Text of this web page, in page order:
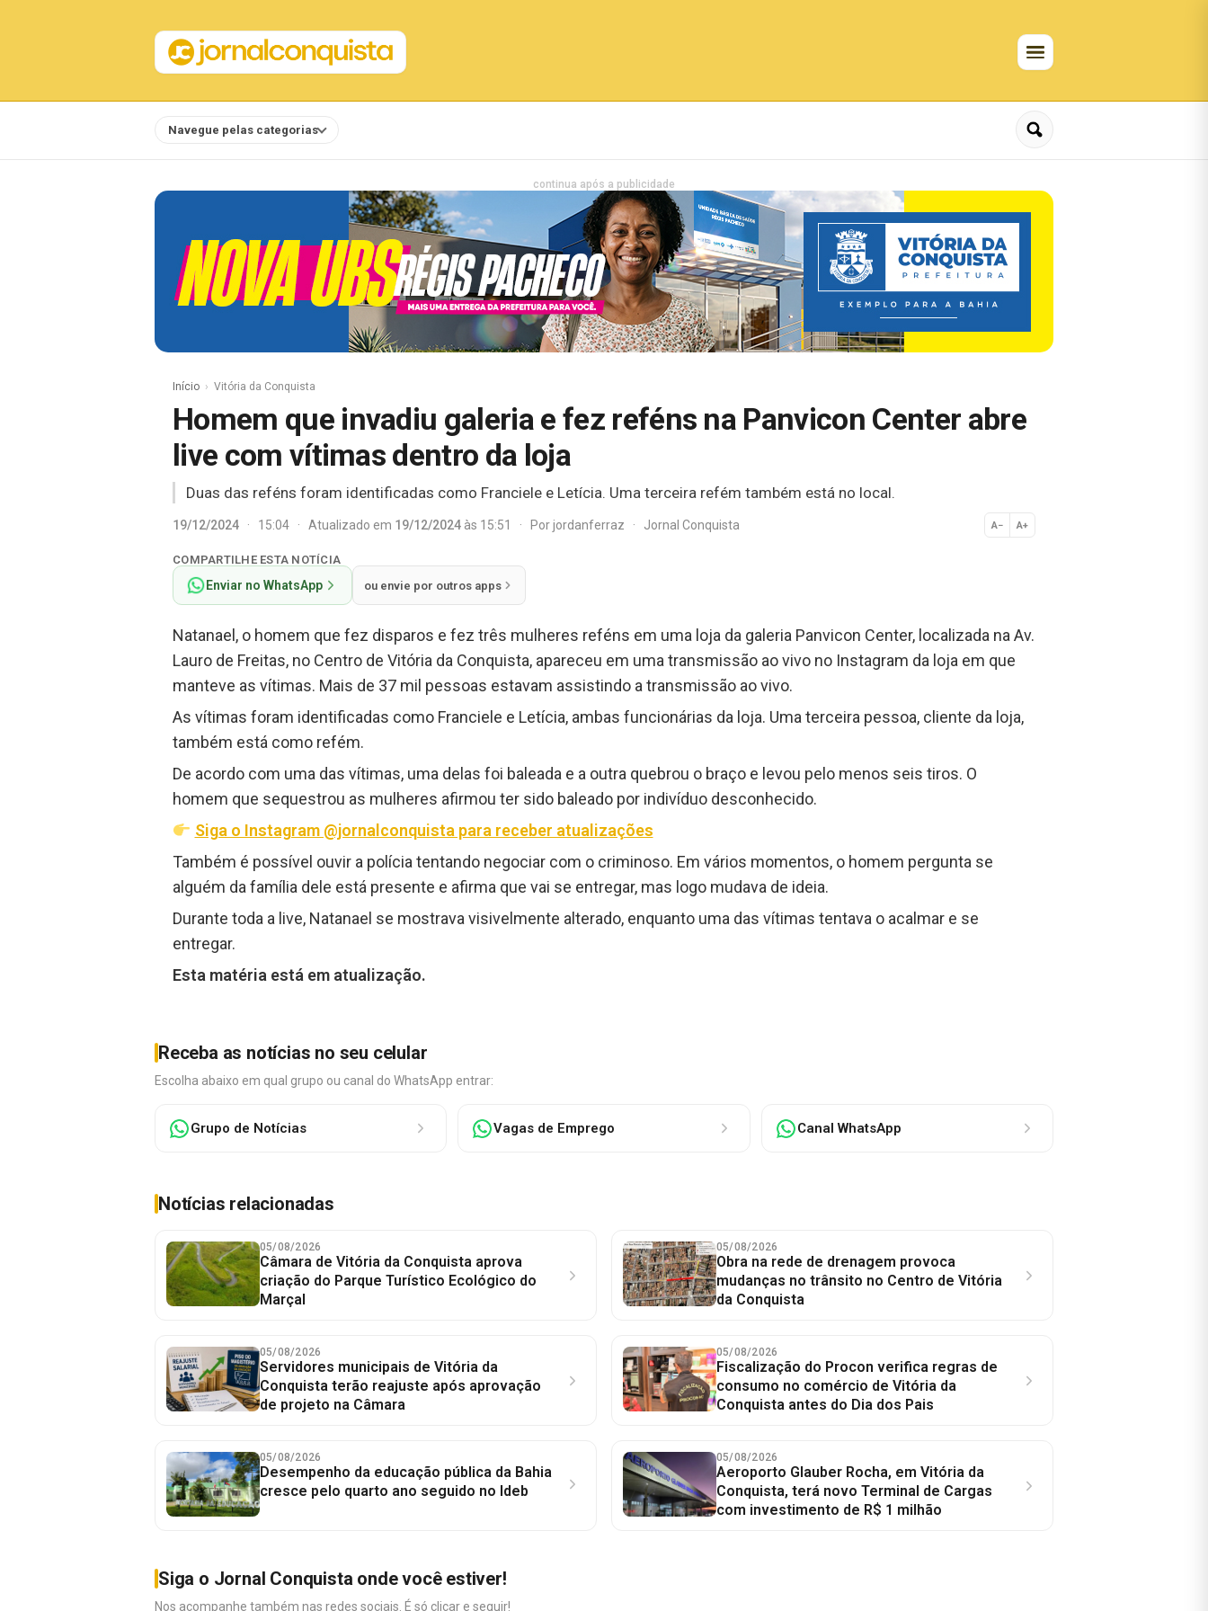
Navegue pelas categorias
continua após a publicidade
Início Vitória da Conquista
Homem que invadiu galeria e fez reféns na Panvicon Center abre
live com vítimas dentro da loja
Duas das reféns foram identificadas como Franciele e Letícia. Uma terceira refém também está no local.
19/12/2024 · 15:04 · Atualizado em 19/12/2024 às 15:51 · Porjordanferraz · Jornal Conquista A− A+
Normal
COMPARTILHE ESTA NOTÍCIA
Enviar no WhatsApp ou envie por outros apps
Natanael, o homem que fez disparos e fez três mulheres reféns em uma loja da galeria Panvicon Center, localizada na Av.
Lauro de Freitas, no Centro de Vitória da Conquista, apareceu em uma transmissão ao vivo no Instagram da loja em que
manteve as vítimas. Mais de 37 mil pessoas estavam assistindo a transmissão ao vivo.
As vítimas foram identificadas como Franciele e Letícia, ambas funcionárias da loja. Uma terceira pessoa, cliente da loja,
também está como refém.
De acordo com uma das vítimas, uma delas foi baleada e a outra quebrou o braço e levou pelo menos seis tiros. O
homem que sequestrou as mulheres afirmou ter sido baleado por indivíduo desconhecido.
Siga o Instagram @jornalconquista para receber atualizações
Também é possível ouvir a polícia tentando negociar com o criminoso. Em vários momentos, o homem pergunta se
alguém da família dele está presente e afirma que vai se entregar, mas logo mudava de ideia.
Durante toda a live, Natanael se mostrava visivelmente alterado, enquanto uma das vítimas tentava o acalmar e se
entregar.
Esta matéria está em atualização.
Receba as notícias no seu celular
Escolha abaixo em qual grupo ou canal do WhatsApp entrar:
Grupo de Notícias Vagas de Emprego Canal WhatsApp
Notícias relacionadas
05/08/2026
Câmara de Vitória da Conquista aprova
criação do Parque Turístico Ecológico do
Marçal
05/08/2026
Obra na rede de drenagem provoca
mudanças no trânsito no Centro de Vitória
da Conquista
05/08/2026
Servidores municipais de Vitória da
Conquista terão reajuste após aprovação
de projeto na Câmara
05/08/2026
Fiscalização do Procon verifica regras de
consumo no comércio de Vitória da
Conquista antes do Dia dos Pais
05/08/2026
Desempenho da educação pública da Bahia
cresce pelo quarto ano seguido no Ideb
05/08/2026
Aeroporto Glauber Rocha, em Vitória da
Conquista, terá novo Terminal de Cargas
com investimento de R$ 1 milhão
Siga o Jornal Conquista onde você estiver!
Nos acompanhe também nas redes sociais. É só clicar e seguir!